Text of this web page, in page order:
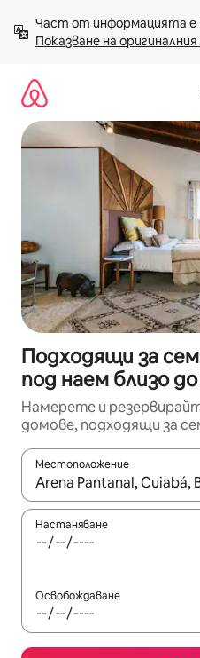
към
съдържанието
Показване на оригиналния
Подходящи за
под наем близо
Намерете и
домове, подходящи за
Местоположение
Когато резултатите се
Настаняване
Освобождаване